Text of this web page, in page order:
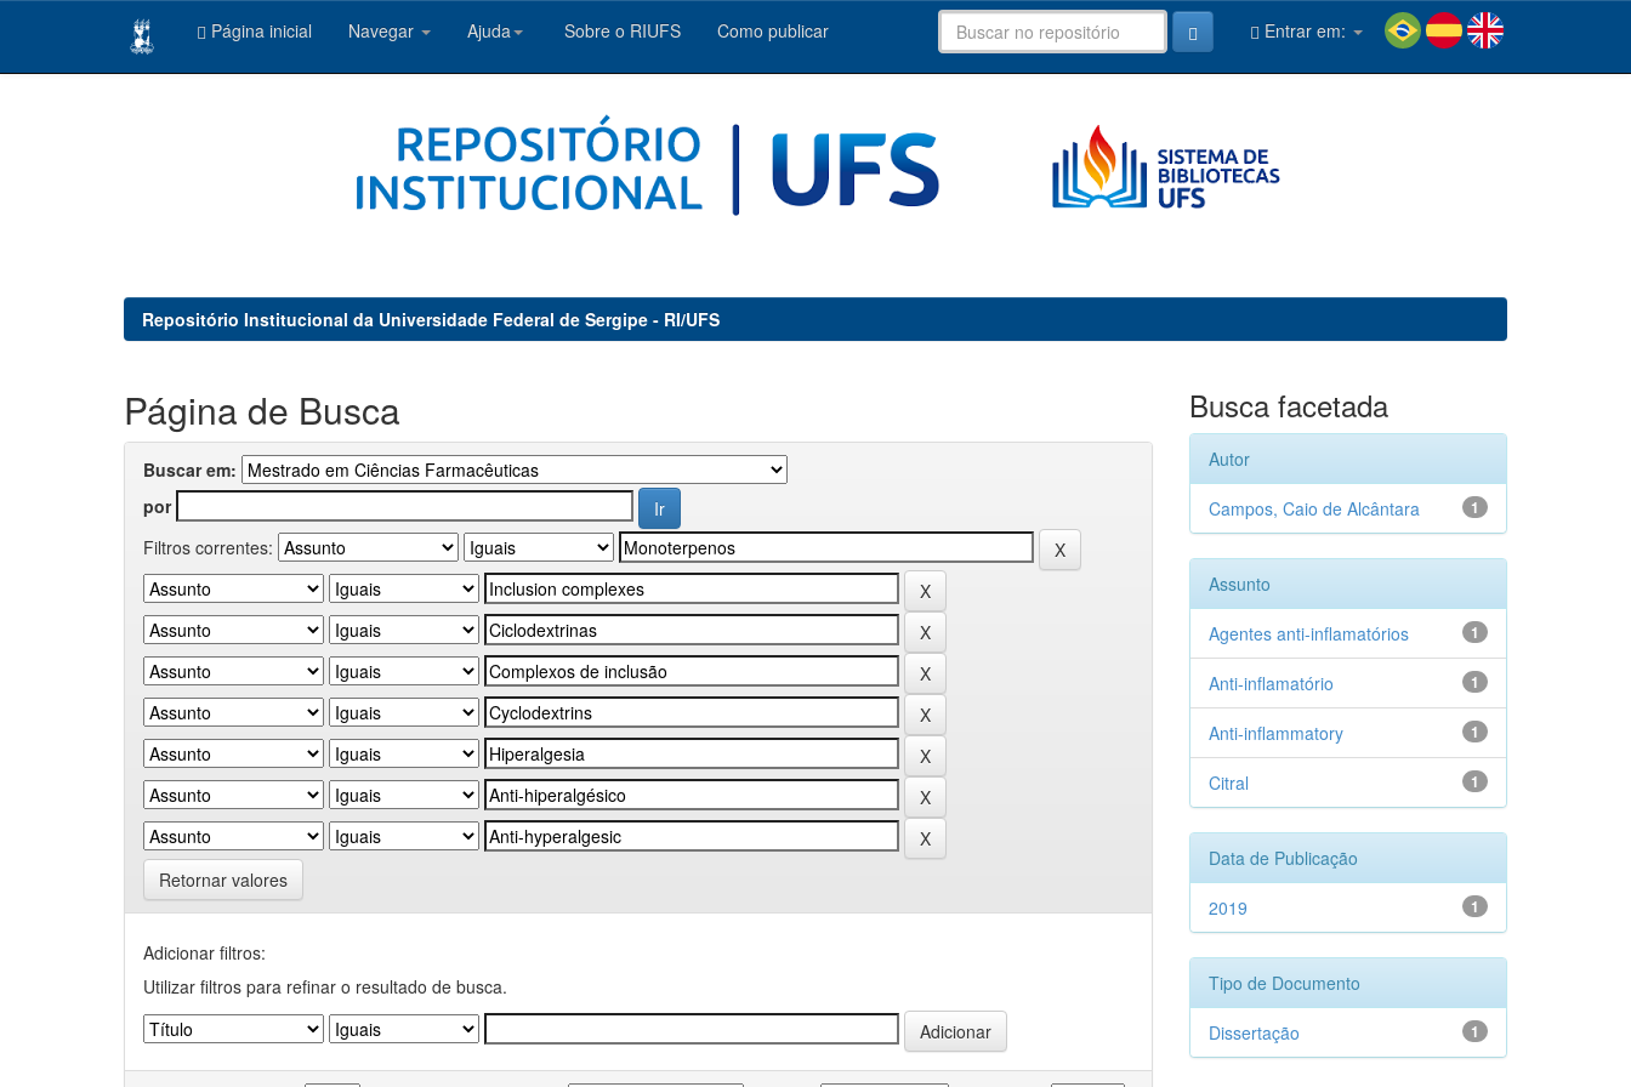
Página inicial Navegar Ajuda Sobre o RIUFS Como publicar Entrar em:
Repositório Institucional da Universidade Federal de Sergipe - RI/UFS
Página de Busca
Buscar em:
por
Filtros correntes:
Retornar valores
Adicionar filtros:
Utilizar filtros para refinar o resultado de busca.
Busca facetada
Autor
1
Campos, Caio de Alcântara
Assunto
1
Agentes anti-inflamatórios
1
Anti-inflamatório
1
Anti-inflammatory
1
Citral
Data de Publicação
1
2019
Tipo de Documento
1
Dissertação